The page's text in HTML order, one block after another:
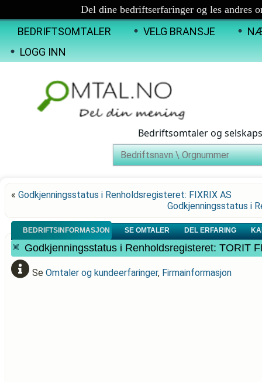
Del dine bedriftserfaringer og les andres
BEDRIFTSOMTALER VELG BRANSJE
LOGG INN
Bedriftsomtaler og
« Godkjenningsstatus i Renholdsregisteret: FIXRIX AS
Godkjenningsstatus i
BEDRIFTSINFORMASJON SE OMTALER DEL ERFARING
Godkjenningsstatus i Renholdsregisteret: TORIT
Se Omtaler og kundeerfaringer, Firmainformasjon